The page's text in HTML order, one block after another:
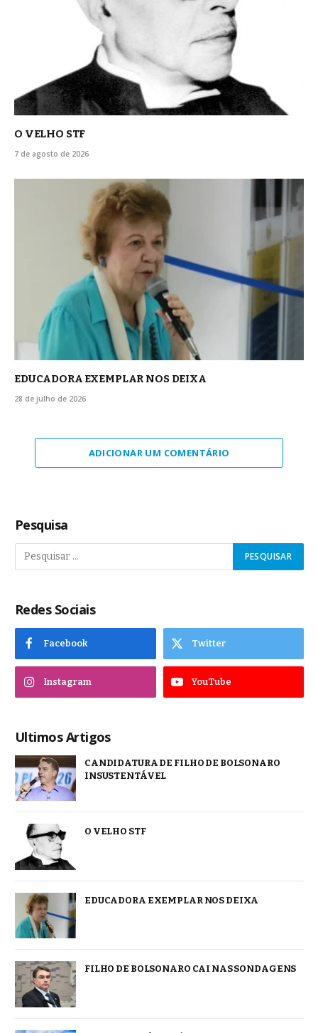
O VELHO STF
7 de agosto de 2026
EDUCADORA EXEMPLAR NOS DEIXA
28 de julho de 2026
ADICIONAR UM COMENTÁRIO
Pesquisa
Redes Sociais
Facebook Twitter
Instagram YouTube
Ultimos Artigos
CANDIDATURA DE FILHO DE BOLSONARO
INSUSTENTÁVEL
O VELHO STF
EDUCADORA EXEMPLAR NOS DEIXA
FILHO DE BOLSONARO CAI NAS SONDAGENS